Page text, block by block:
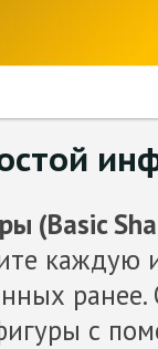
(Basic
каждую
с